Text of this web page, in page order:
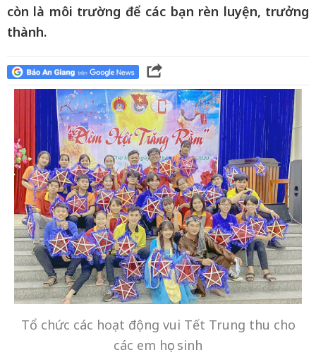
còn là môi trường để các bạn rèn luyện, trưởng
thành.
Tổ chức các hoạt động vui Tết Trung thu cho
các em học sinh